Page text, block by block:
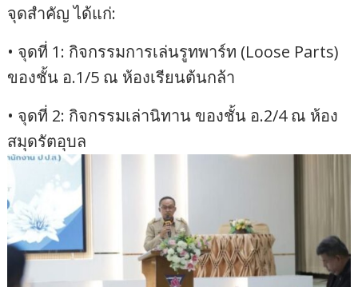
จุดสำคัญ ได้แก่:
• จุดที่ 1: กิจกรรมการเล่นรูทพาร์ท (Loose Parts)
ของชั้น อ.1/5 ณ ห้องเรียนต้นกล้า
• จุดที่ 2: กิจกรรมเล่านิทาน ของชั้น อ.2/4 ณ ห้อง
สมุดรัตอุบล